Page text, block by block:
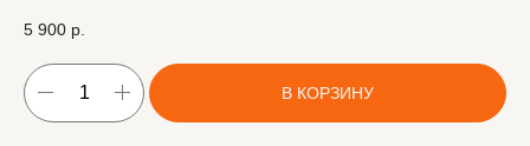
5 900 р.
В КОРЗИНУ